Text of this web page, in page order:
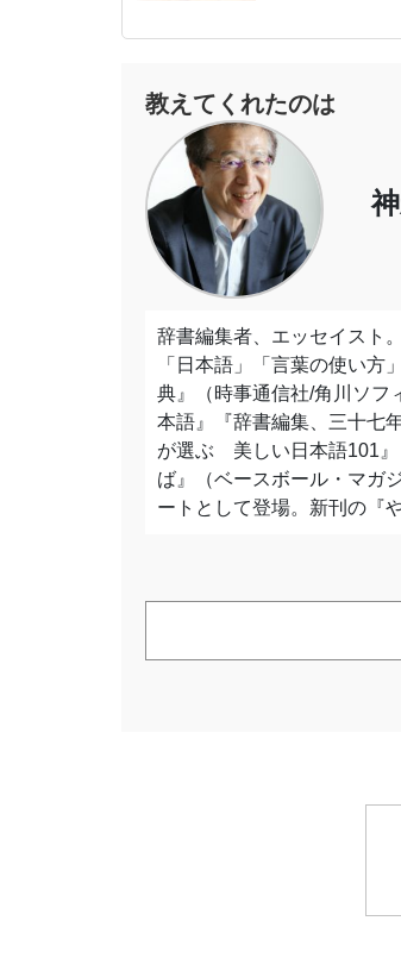
教えてくれたのは
辞書編集者、エッセイスト
「日本語」「言葉の使い
典』（時事通信社/角川ソフ
本語』『辞書編集、三十七
が選ぶ 美しい日本語101』
ば』（ベースボール・マガ
ートとして登場。新刊の『